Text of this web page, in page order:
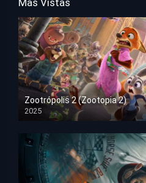
Mas Vistas
Zootrópolis 2 (Zootopia 2)
2025
HD 1080p